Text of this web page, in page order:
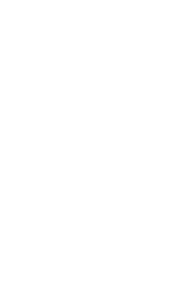
favoris
favoris